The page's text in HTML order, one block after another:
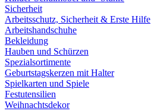
Sicherheit
Arbeitsschutz, Sicherheit & Erste Hilfe
Arbeitshandschuhe
Bekleidung
Hauben und Schürzen
Spezialsortimente
Geburtstagskerzen mit Halter
Spielkarten und Spiele
Festutensilien
Weihnachtsdekor